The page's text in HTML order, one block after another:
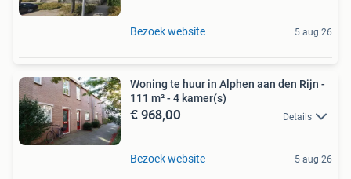
Bezoek website 5 aug 26
Woning te huur in Alphen aan den Rijn -
111 m² - 4 kamer(s)
€ 968,00 Details
Bezoek website 5 aug 26